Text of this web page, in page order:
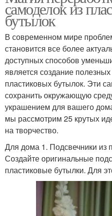
самоделок из
бутылок
В современном мире
становится все более
доступных способов
является создание
пластиковых бутылок. Эти
сохранить окружающую
украшением для вашего
мы рассмотрим 25 крутых
на творчество.
Для дома 1. Подсвечники из
Создайте оригинальные
пластиковые бутылки. Для